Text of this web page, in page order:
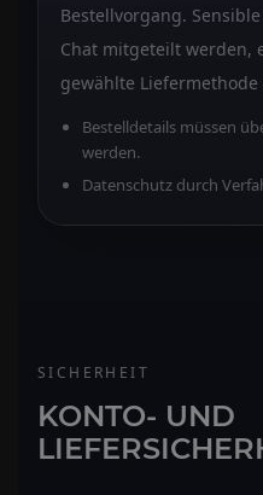
Bestellvorgang.
Chat mitgeteilt werden,
gewählte
Bestelldetails müssen
werden.
Datenschutz durch
SICHERHEIT
KONTO- UND